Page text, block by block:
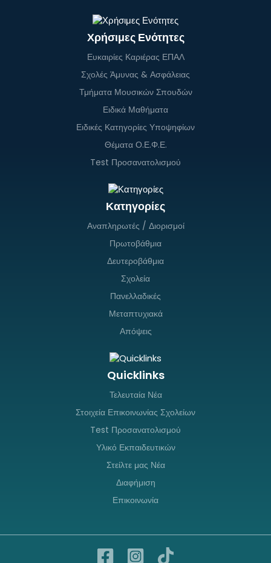
Χρήσιμες Ενότητες
Ευκαιρίες Καριέρας ΕΠΑΛ
Σχολές Άμυνας & Ασφάλειας
Τμήματα Μουσικών Σπουδών
Ειδικά Μαθήματα
Ειδικές Κατηγορίες Υποψηφίων
Θέματα Ο.Ε.Φ.Ε.
Test Προσανατολισμού
Κατηγορίες
Αναπληρωτές / Διορισμοί
Πρωτοβάθμια
Δευτεροβάθμια
Σχολεία
Πανελλαδικές
Μεταπτυχιακά
Απόψεις
Quicklinks
Τελευταία Νέα
Στοιχεία Επικοινωνίας Σχολείων
Test Προσανατολισμού
Υλικό Εκπαιδευτικών
Στείλτε μας Νέα
Διαφήμιση
Επικοινωνία